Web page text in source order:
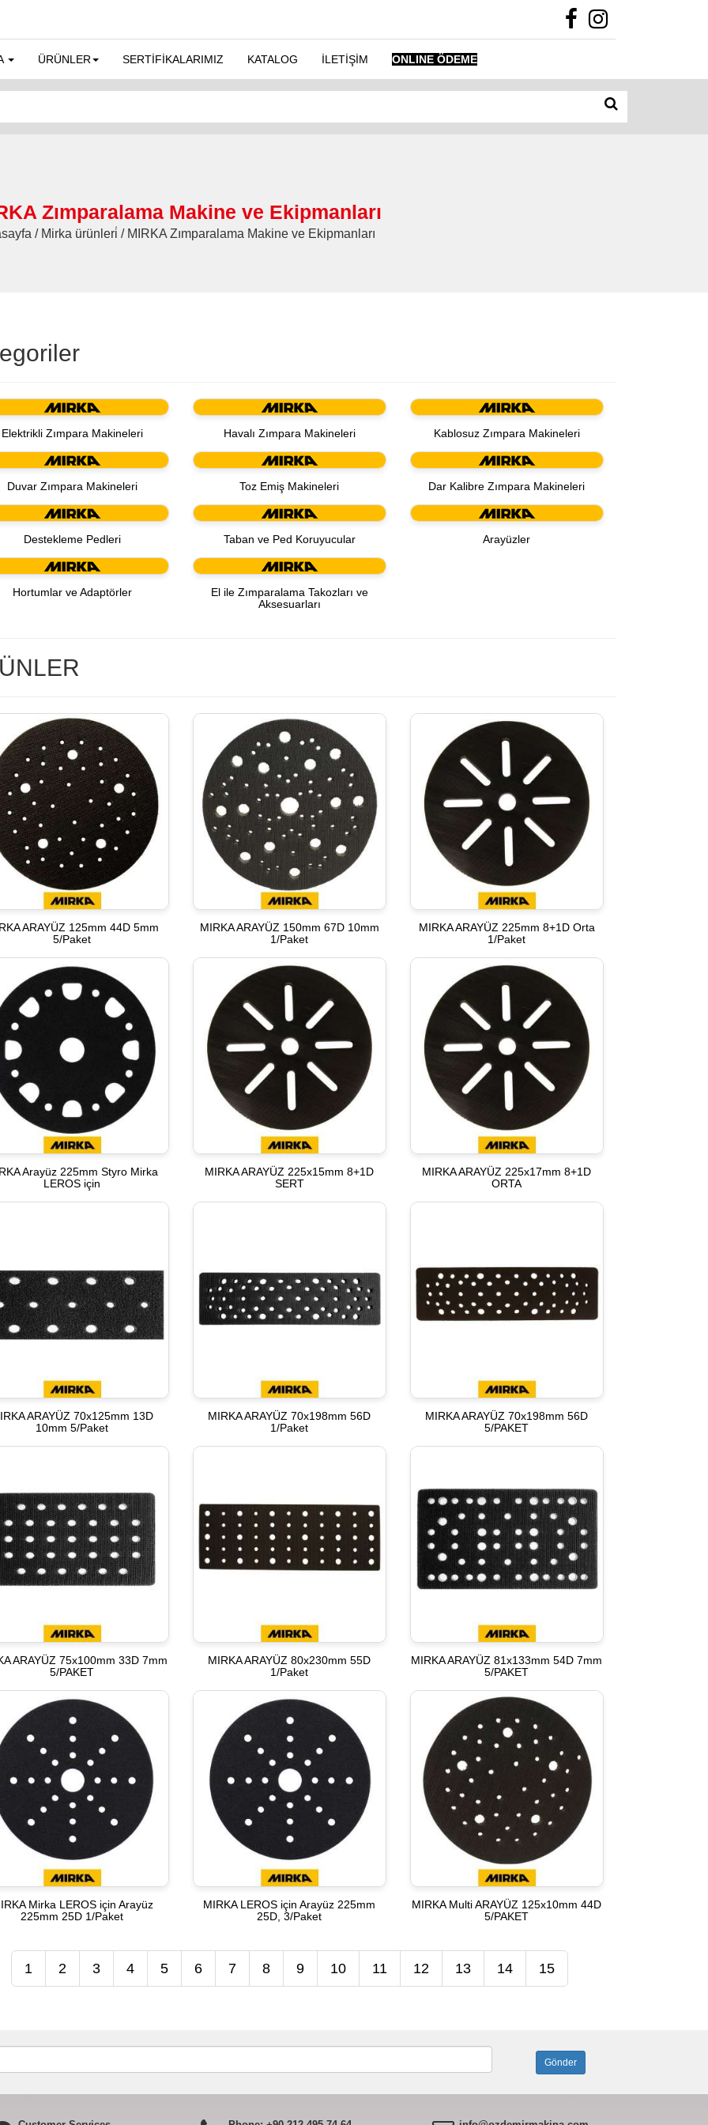
ÜRÜNLER SERTİFİKALARIMIZ KATALOG İLETİŞİM ONLINE ÖDEME
Zımparalama Makine ve Ekipmanları
/ Mirka ürünleri̇ / MIRKA Zımparalama Makine ve Ekipmanları
Elektrikli Zımpara Makineleri Havalı Zımpara Makineleri Kablosuz Zımpara Makineleri
Duvar Zımpara Makineleri Toz Emiş Makineleri Dar Kalibre Zımpara Makineleri
Destekleme Pedleri Taban ve Ped Koruyucular Arayüzler
Hortumlar ve Adaptörler
El ile Zımparalama Takozları ve
Aksesuarları
ARAYÜZ 125mm 44D 5mm
5/Paket
MIRKA ARAYÜZ 150mm 67D 10mm
1/Paket
MIRKA ARAYÜZ 225mm 8+1D Orta
1/Paket
Arayüz 225mm Styro Mirka
LEROS için
MIRKA ARAYÜZ 225x15mm 8+1D
SERT
MIRKA ARAYÜZ 225x17mm 8+1D
ORTA
ARAYÜZ 70x125mm 13D
10mm 5/Paket
MIRKA ARAYÜZ 70x198mm 56D
1/Paket
MIRKA ARAYÜZ 70x198mm 56D
5/PAKET
ARAYÜZ 75x100mm 33D 7mm
5/PAKET
MIRKA ARAYÜZ 80x230mm 55D
1/Paket
MIRKA ARAYÜZ 81x133mm 54D 7mm
5/PAKET
Mirka LEROS için Arayüz
225mm 25D 1/Paket
MIRKA LEROS için Arayüz 225mm
25D, 3/Paket
MIRKA Multi ARAYÜZ 125x10mm 44D
5/PAKET
1 2 3 4 5 6 7 8 9 10 11 12 13 14 15